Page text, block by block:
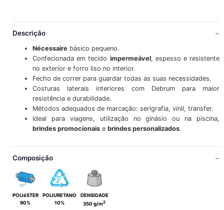
Descrição
Nécessairebásico pequeno.
Confecionada em tecido impermeável, espesso e resistente
no exterior e forro liso no interior.
Fecho de correr para guardar todas as suas necessidades.
Costuras laterais interiores com Debrum para maior
resistência e durabilidade.
Métodos adequados de marcação: serigrafia, vinil, transfer.
Ideal para viagens, utilização no ginásio ou na piscina,
brindes promocionaise brindes personalizados.
Composição
POLIéSTER
90%
POLIURETANO
10%
DENSIDADE
350 g/m2